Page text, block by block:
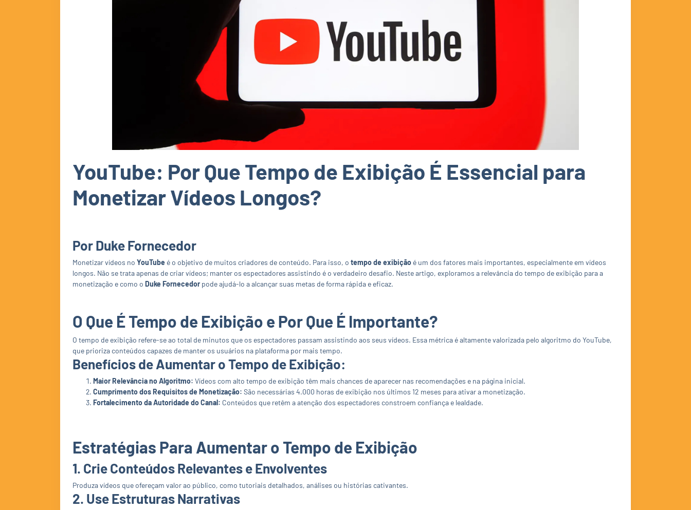
YouTube: Por Que Tempo de Exibição É Essencial para
Monetizar Vídeos Longos?
Por Duke Fornecedor
Monetizar vídeos no YouTube é o objetivo de muitos criadores de conteúdo. Para isso, o tempo de exibição é um dos fatores mais importantes, especialmente em vídeos
longos. Não se trata apenas de criar vídeos; manter os espectadores assistindo é o verdadeiro desafio. Neste artigo, exploramos a relevância do tempo de exibição para a
monetização e como o Duke Fornecedor pode ajudá-lo a alcançar suas metas de forma rápida e eficaz.
O Que É Tempo de Exibição e Por Que É Importante?
O tempo de exibição refere-se ao total de minutos que os espectadores passam assistindo aos seus vídeos. Essa métrica é altamente valorizada pelo algoritmo do YouTube,
que prioriza conteúdos capazes de manter os usuários na plataforma por mais tempo.
Benefícios de Aumentar o Tempo de Exibição:
Maior Relevância no Algoritmo: Vídeos com alto tempo de exibição têm mais chances de aparecer nas recomendações e na página inicial.
Cumprimento dos Requisitos de Monetização: São necessárias 4.000 horas de exibição nos últimos 12 meses para ativar a monetização.
Fortalecimento da Autoridade do Canal: Conteúdos que retêm a atenção dos espectadores constroem confiança e lealdade.
Estratégias Para Aumentar o Tempo de Exibição
1. Crie Conteúdos Relevantes e Envolventes
Produza vídeos que ofereçam valor ao público, como tutoriais detalhados, análises ou histórias cativantes.
2. Use Estruturas Narrativas